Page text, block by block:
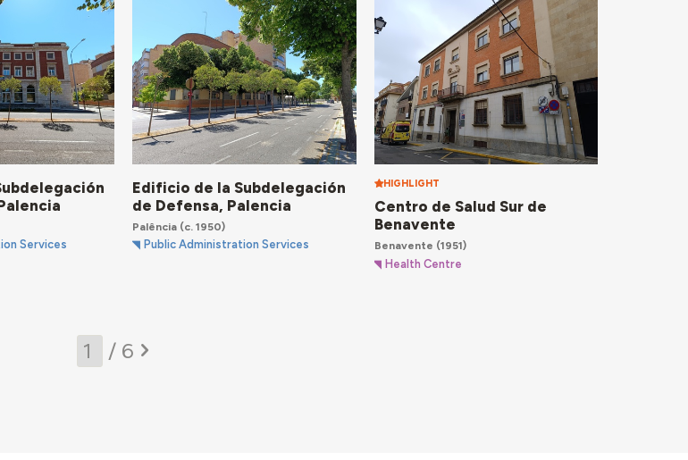
Services
Edificio de la Subdelegación
de Defensa, Palencia
Palência (c. 1950)
Public Administration Services
HIGHLIGHT
Centro de Salud Sur de
Benavente
Benavente (1951)
Health Centre
/ 6